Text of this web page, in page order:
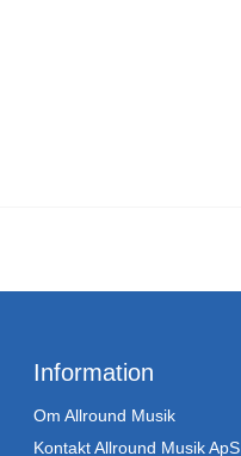
Information
Om Allround Musik
Kontakt Allround Musik ApS